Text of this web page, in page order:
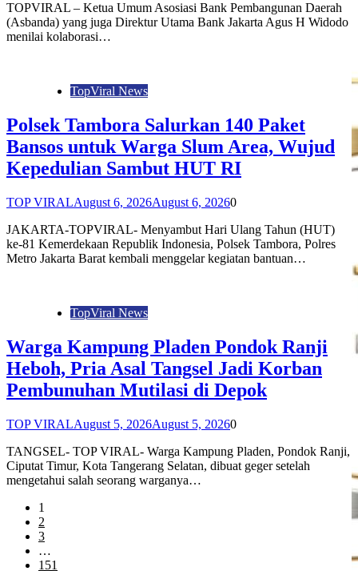
TOPVIRAL – Ketua Umum Asosiasi Bank Pembangunan Daerah
(Asbanda) yang juga Direktur Utama Bank Jakarta Agus H Widodo
menilai kolaborasi…
TopViral News
Polsek Tambora Salurkan 140 Paket
Bansos untuk Warga Slum Area, Wujud
Kepedulian Sambut HUT RI
TOP VIRALAugust 6, 2026August 6, 20260
JAKARTA-TOPVIRAL- Menyambut Hari Ulang Tahun (HUT)
ke-81 Kemerdekaan Republik Indonesia, Polsek Tambora, Polres
Metro Jakarta Barat kembali menggelar kegiatan bantuan…
TopViral News
Warga Kampung Pladen Pondok Ranji
Heboh, Pria Asal Tangsel Jadi Korban
Pembunuhan Mutilasi di Depok
TOP VIRALAugust 5, 2026August 5, 20260
TANGSEL- TOP VIRAL- Warga Kampung Pladen, Pondok Ranji,
Ciputat Timur, Kota Tangerang Selatan, dibuat geger setelah
mengetahui salah seorang warganya…
1
2
3
…
151